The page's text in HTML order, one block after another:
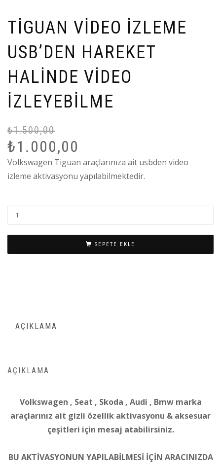
TİGUAN VİDEO İZLEME
USB’DEN HAREKET
HALİNDE VİDEO
İZLEYEBİLME
₺1.500,00
₺1.000,00
Volkswagen Tiguan araçlarınıza ait usbden video
izleme aktivasyonu yapılabilmektedir.
SEPETE EKLE
AÇIKLAMA
AÇIKLAMA
Volkswagen , Seat , Skoda , Audi , Bmw marka
araçlarınız ait gizli özellik aktivasyonu & aksesuar
çeşitleri için mesaj atabilirsiniz.
BU AKTİVASYONUN YAPILABİLMESİ İÇİN ARACINIZDA